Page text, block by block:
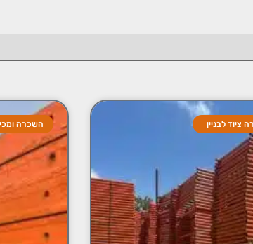
ציוד לבניין השכרה